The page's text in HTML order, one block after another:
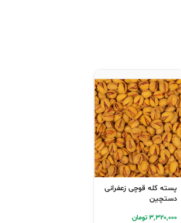
پسته کله قوچی زعفرانی
دستچین
3,320,000 تومان